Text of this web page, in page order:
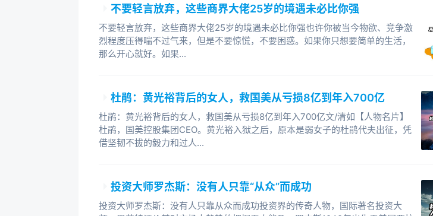
后一直低调行事的我第一次在盛大管理层前发表意气风发的演说。以盛大
新回到微软总部，与比尔·盖茨、孙正义进行合作谈判，盖茨高度认可我对
特理解，竟然当面委婉地建议我重回微软……昨天夜里，凡此种种场景，皆
在难以入眠时掠过我的眼前。
刻骨铭心的失败或挫折，甚至其中的细节都一一纷至沓来：2005年底至
盛大，甚至是我职业生涯中最艰难的时候。当时盛大处在相当低迷的状态
产生怀疑，媒体也纷纷议论盛大已经走下坡路了。盛大的股价跌到了12美
是11美元，基本没有了价值。媒体质疑我为什么还不离开盛大，是不是无
必要吗？我也不禁一次次问我自己：我究竟是不是在受苦？我是为了什么
2003年8月，在毫无征兆的情况下，微软总部突然对大中华区进行人
不要轻言放弃，这些商界大佬25岁的境遇未必比你强
不要轻言放弃，这些商界大佬25岁的境遇未必比你强也许你被当今物欲、竞争激
烈程度压得喘不过气来，但是不要惊慌，不要困惑。如果你只想要简单的生活，
那么开心就好。如果...
杜鹃：黄光裕背后的女人，救国美从亏损8亿到年入700亿
杜鹃：黄光裕背后的女人，救国美从亏损8亿到年入700亿文/清如【人物名片】
杜鹃，国美控股集团CEO。黄光裕入狱之后，原本是弱女子的杜鹃代夫出征，凭
借坚韧不拔的毅力和过人...
投资大师罗杰斯：没有人只靠“从众”而成功
投资大师罗杰斯：没有人只靠从众而成功投资界的传奇人物，国际著名投资大